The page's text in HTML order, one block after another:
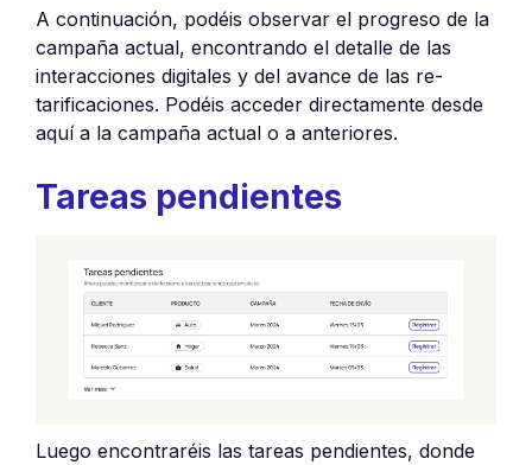
A continuación, podéis observar el progreso de la
campaña actual, encontrando el detalle de las
interacciones digitales y del avance de las re-
tarificaciones. Podéis acceder directamente desde
aquí a la campaña actual o a anteriores.
Tareas pendientes
Luego encontraréis las tareas pendientes, donde